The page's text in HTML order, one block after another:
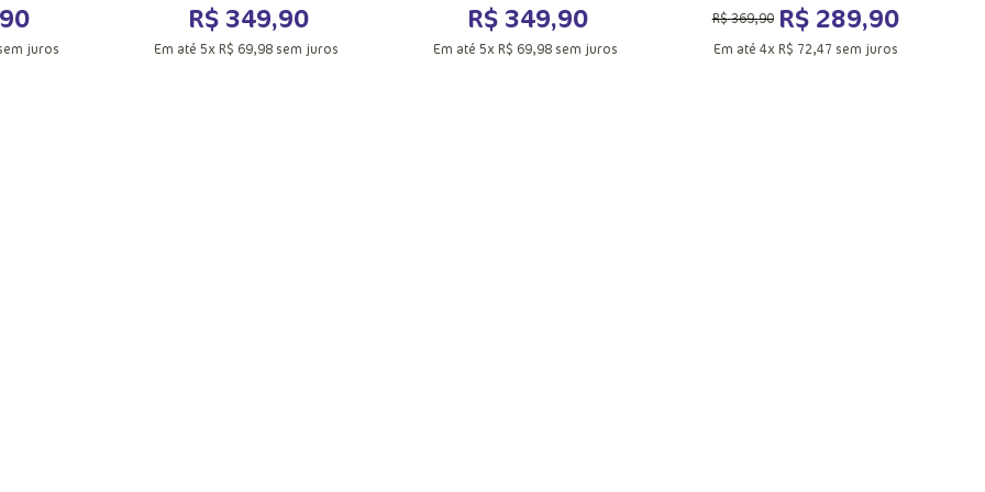
juros
R$ 349,90
Em até 5xR$ 69,98sem juros
R$ 349,90
Em até5xR$ 69,98 sem juros
R$369,90 R$ 289,90
Em até 4xR$ 72,47 sem juros